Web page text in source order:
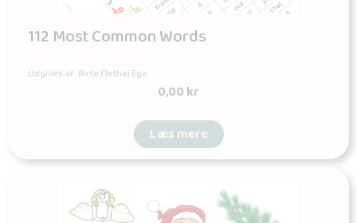
112 Most Common Words
Udgives af: Birte Flethøj Ege
0,00kr
Læs mere